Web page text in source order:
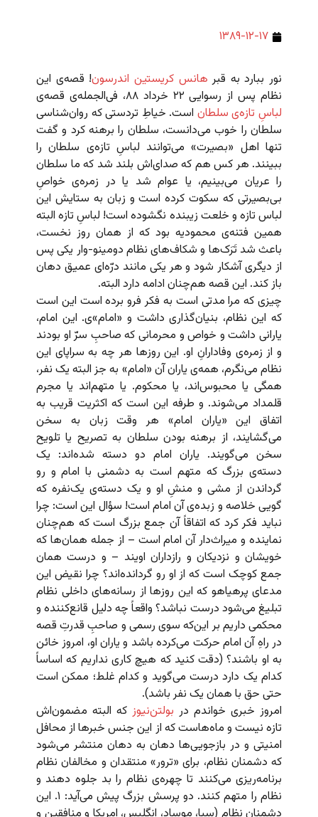
۱۳۸۹-۱۲-۱۷
نور ببارد به قبر هانس کریستین اندرسون! قصه‌ی این
نظام پس از رسوایی ۲۲ خرداد ۸۸، فی‌الجمله‌ی قصه‌ی
لباسِ تازه‌ی سلطان است. خیاطِ تردستی که روان‌شناسی
سلطان را خوب می‌دانست، سلطان را برهنه کرد و گفت
تنها اهل «بصیرت» می‌توانند لباسِ تازه‌ی سلطان را
ببینند. هر کس هم که صدای‌اش بلند شد که ما سلطان
را عریان می‌بینیم، یا عوام شد یا در زمره‌ی خواصِ
بی‌بصیرتی که سکوت کرده است و زبان به ستایش این
لباس تازه و خلعت زیبنده نگشوده است! لباسِ تازه البته
همین فتنه‌ی محمودیه بود که از همان روز نخست،
باعث شد تَرَک‌ها و شکاف‌های نظام دومینو-وار یکی پس
از دیگری آشکار شود و هر یکی مانند درّه‌ای عمیق دهان
باز کند. این قصه هم‌چنان ادامه دارد البته.
چیزی که مرا مدتی است به فکر فرو برده است این است
که این نظام، بنیان‌گذاری داشت و «امام»ی. این امام،
یارانی داشت و خواص و محرمانی که صاحبِ سرّ او بودند
و از زمره‌ی وفادارانِ او. این روزها هر چه به سراپای این
نظام می‌نگرم، همه‌ی یاران آن «امام» به جز البته یک نفر،
همگی یا محبوس‌اند، یا محکوم. یا متهم‌اند یا مجرم
قلمداد می‌شوند. و طرفه این است که اکثریت قریب به
اتفاق این «یاران امام» هر وقت زبان به سخن
می‌گشایند، از برهنه بودن سلطان به تصریح یا تلویح
سخن می‌گویند. یاران امام دو دسته شده‌اند: یک
دسته‌ی بزرگ که متهم است به دشمنی با امام و رو
گرداندن از مشی و منشِ او و یک دسته‌ی یک‌نفره که
گویی خلاصه و زبده‌ی آن امام است! سؤال این است: چرا
نباید فکر کرد که اتفاقاً آن جمع بزرگ است که هم‌چنان
نماینده و میراث‌دار آن امام است – از جمله همان‌ها که
خویشان و نزدیکان و رازداران اویند – و درست همان
جمع کوچک است که از او رو گردانده‌اند؟ چرا نقیض این
مدعای پرهیاهو که این روزها از رسانه‌های داخلی نظام
تبلیغ می‌شود درست نباشد؟ واقعاً چه دلیل قانع‌کننده و
محکمی داریم بر این‌که سوی رسمی و صاحبِ قدرتِ قصه
در راهِ آن امام حرکت می‌کرده باشد و یاران او، امروز خائن
به او باشند؟ (دقت کنید که هیچ کاری نداریم که اساساً
کدام یک دارد درست می‌گوید و کدام غلط؛ ممکن است
حتی حق با همان یک نفر باشد).
امروز خبری خواندم در بولتن‌نیوز که البته مضمون‌اش
تازه نیست و ماه‌هاست که از این جنس خبرها از محافل
امنیتی و در بازجویی‌ها دهان به دهان منتشر می‌شود
که دشمنان نظام، برای «ترور» منتقدان و مخالفان نظام
برنامه‌ریزی می‌کنند تا چهره‌ی نظام را بد جلوه دهند و
نظام را متهم کنند. دو پرسش بزرگ پیش می‌آید: ۱. این